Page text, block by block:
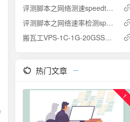
评测脚本之网络测速speedtest-py
评测脚本之网络速率检测speedtest-x
搬瓦工VPS-1C-1G-20GSSD-500GB-79.99刀年付-CN2GIA优化线路
热门文章
1